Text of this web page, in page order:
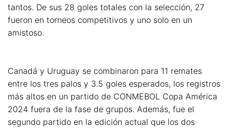
tantos. De sus 28 goles totales con la selección, 27
fueron en torneos competitivos y uno solo en un
amistoso.
Canadá y Uruguay se combinaron para 11 remates
entre los tres palos y 3.5 goles esperados, los registros
más altos en un partido de CONMEBOL Copa América
2024 fuera de la fase de grupos. Además, fue el
segundo partido en la edición actual que los dos